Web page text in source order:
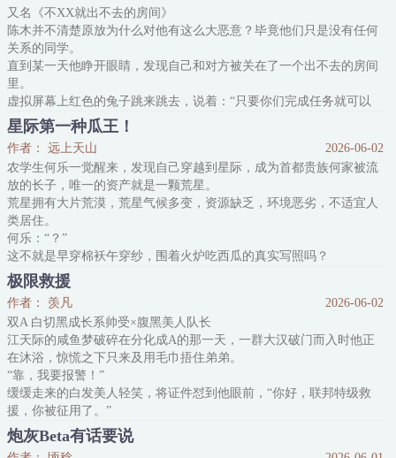
根据白虎以往的经验，这一定能萌得所
又名《不XX就出不去的房间》
陈木并不清楚原放为什么对他有这么大恶意？毕竟他们只是没有任何
关系的同学。
直到某一天他睁开眼睛，发现自己和对方被关在了一个出不去的房间
里。
虚拟屏幕上红色的兔子跳来跳去，说着：“只要你们完成任务就可以
出去哦～”
只是这任务……
【肌肤相贴2小时or亲吻10分钟】
这是什么任务？
陈木攻，双洁，每天中午十二点，下午六点更新
内容标签： 欢喜冤家 相爱相杀 星际 打脸 未来架空 腹黑
主角视角陈木互动原放
一句话简介：不xx就出不去的房间
立意：为了梦想而努
星际第一种瓜王！
作者： 远上天山
2026-06-02
农学生何乐一觉醒来，发现自己穿越到星际，成为首都贵族何家被流
放的长子，唯一的资产就是一颗荒星。
荒星拥有大片荒漠，荒星气候多变，资源缺乏，环境恶劣，不适宜人
类居住。
何乐：“？”
这不就是早穿棉袄午穿纱，围着火炉吃西瓜的真实写照吗？
而在这个帝国，一个普通偏小微酸的西瓜，居然能卖到七千星币！
而他坐拥整颗星球，可以出产1000000000000……颗西瓜！
and哈密瓜and甜瓜and各式美味的瓜果蔬菜！
何·有私生子·爸：“何乐他知错了吗？”
管家：“大少种的西瓜已经成为星际驰名商标，创
极限救援
作者： 羡凡
2026-06-02
双A 白切黑成长系帅受×腹黑美人队长
江天际的咸鱼梦破碎在分化成A的那一天，一群大汉破门而入时他正
在沐浴，惊慌之下只来及用毛巾捂住弟弟。
“靠，我要报警！”
缓缓走来的白发美人轻笑，将证件怼到他眼前，“你好，联邦特级救
援，你被征用了。”
“什么？？”
话音未落，他就这样裸着被扭送部队。
炮灰Beta有话要说